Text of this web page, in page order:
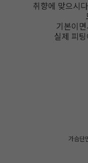
취향에 맞으시
기본이
실제 피
가슴단